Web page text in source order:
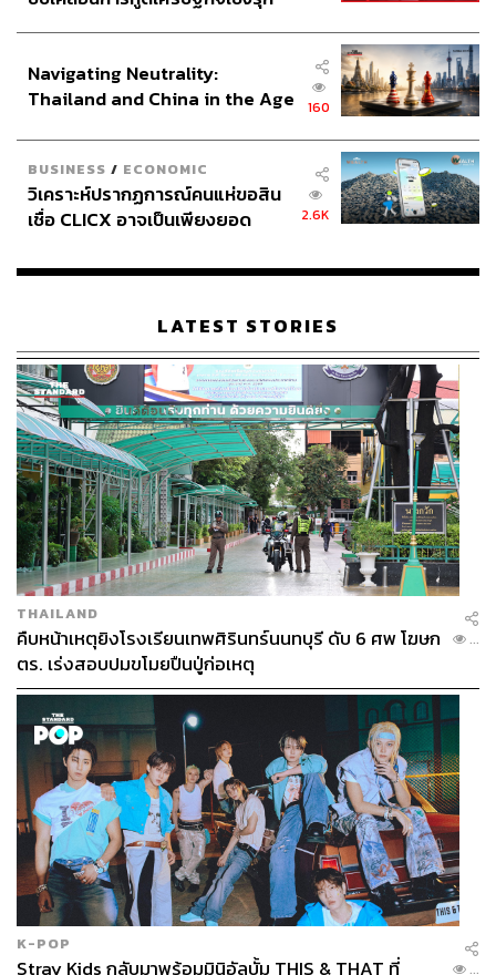
Navigating Neutrality:
Thailand and China in the Age
160
BUSINESS / ECONOMIC
วิเคราะห์ปรากฏการณ์คนแห่ขอสิน
เชื่อ CLICX อาจเป็นเพียงยอด
เรือนไทยที่ถูกซุกไว้
2.6K
LATEST STORIES
THAILAND
คืบหน้าเหตุยิงโรงเรียนเทพศิรินทร์นนทบุรี ดับ 6 ศพ โฆษก
ตร. เร่งสอบปมขโมยปืนปู่ก่อเหตุ
...
K-POP
Stray Kids กลับมาพร้อมมินิอัลบั้ม THIS & THAT ที่ ...